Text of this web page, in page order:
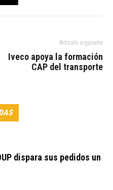
Artículo siguiente
Iveco apoya la formación
CAP del transporte
dispara sus pedidos un